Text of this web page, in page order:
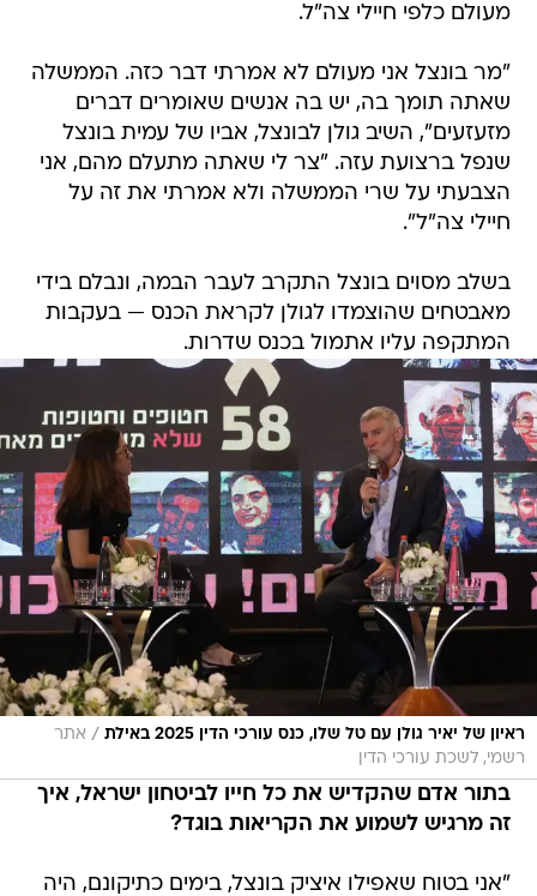
מעולם כלפי חיילי צה"ל.
"מר בונצל אני מעולם לא אמרתי דבר כזה. הממשלה
שאתה תומך בה, יש בה אנשים שאומרים דברים
מזעזעים", השיב גולן לבונצל, אביו של עמית בונצל
שנפל ברצועת עזה. "צר לי שאתה מתעלם מהם, אני
הצבעתי על שרי הממשלה ולא אמרתי את זה על
חיילי צה"ל".
בשלב מסוים בונצל התקרב לעבר הבמה, ונבלם בידי
מאבטחים שהוצמדו לגולן לקראת הכנס — בעקבות
המתקפה עליו אתמול בכנס שדרות.
ראיון של יאיר גולן עם טל שלו, כנס עורכי הדין 2025 באילת / אתר
רשמי, לשכת עורכי הדין
בתור אדם שהקדיש את כל חייו לביטחון ישראל, איך
זה מרגיש לשמוע את הקריאות בוגד?
"אני בטוח שאפילו איציק בונצל, בימים כתיקונם, היה